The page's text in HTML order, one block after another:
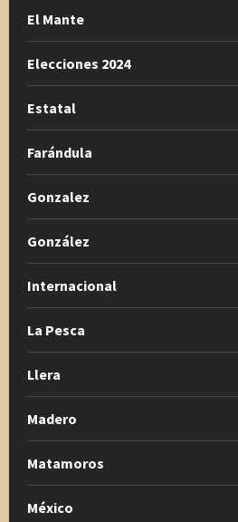
El Mante
Elecciones 2024
Estatal
Farándula
Gonzalez
González
Internacional
La Pesca
Llera
Madero
Matamoros
México